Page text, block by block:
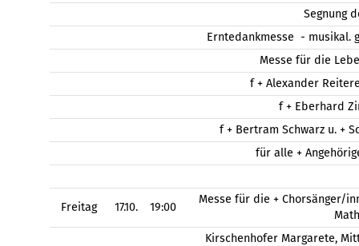
Segnung
Erntedankmesse - musikal.
Messe für die
f + Alexander
f + Eberhard
f + Bertram Schwarz u. +
für alle +
Freitag 17.10. 19:00
Messe für die + Chorsänger/
Kirschenhofer Margarete,